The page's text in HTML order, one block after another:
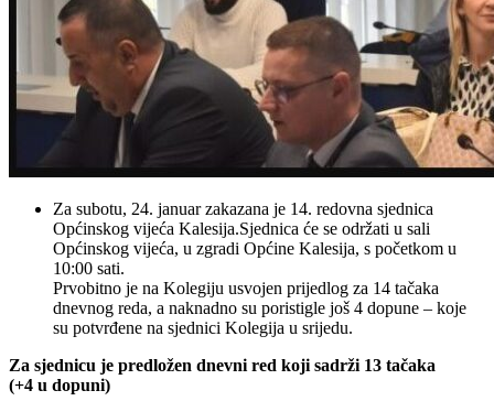
Za subotu, 24. januar zakazana je 14. redovna sjednica
Općinskog vijeća Kalesija.Sjednica će se održati u sali
Općinskog vijeća, u zgradi Općine Kalesija, s početkom u
10:00 sati.
Prvobitno je na Kolegiju usvojen prijedlog za 14 tačaka
dnevnog reda, a naknadno su poristigle još 4 dopune – koje
su potvrđene na sjednici Kolegija u srijedu.
Za sjednicu je predložen dnevni red koji sadrži 13 tačaka
(+4 u dopuni)